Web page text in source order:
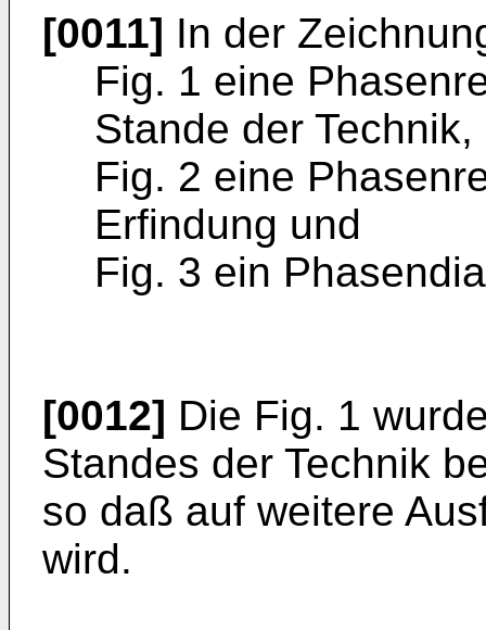
[0011] In der
Fig. 1 eine
Stande der Technik,
Fig. 2 eine
Erfindung und
Fig. 3 ein
[0012] Die Fig. 1
Standes der Technik
so daß auf weitere
wird.